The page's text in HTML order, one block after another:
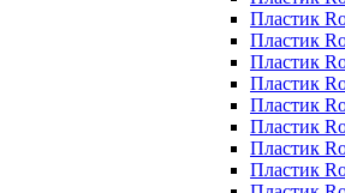
Пластик
Пластик
Пластик
Пластик
Пластик
Пластик
Пластик
Пластик